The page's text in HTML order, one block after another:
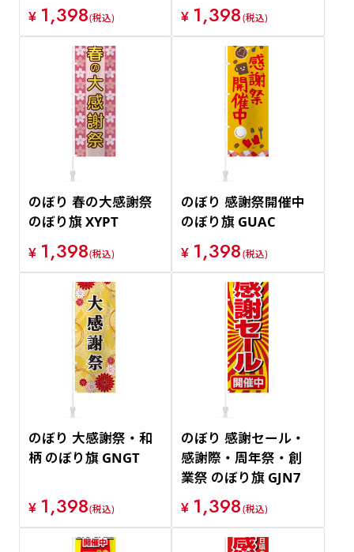
¥ 1,398(税込)
¥ 1,398(税込)
のぼり 春の大感謝祭
のぼり旗 XYPT
¥ 1,398(税込)
のぼり 感謝祭開催中
のぼり旗 GUAC
¥ 1,398(税込)
のぼり 大感謝祭・和
柄 のぼり旗 GNGT
¥ 1,398(税込)
のぼり 感謝セール・
感謝際・周年祭・創
業祭 のぼり旗 GJN7
¥ 1,398(税込)